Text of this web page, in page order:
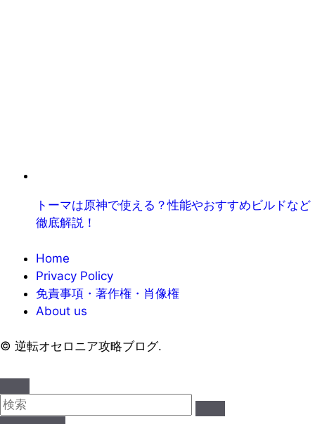
トーマは原神で使える？性能やおすすめビルドなど
徹底解説！
Home
Privacy Policy
免責事項・著作権・肖像権
About us
© 逆転オセロニア攻略ブログ.